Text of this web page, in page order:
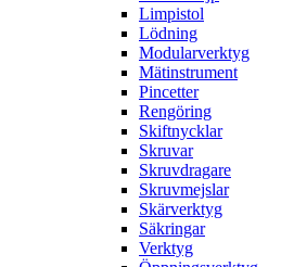
Limpistol
Lödning
Modularverktyg
Mätinstrument
Pincetter
Rengöring
Skiftnycklar
Skruvar
Skruvdragare
Skruvmejslar
Skärverktyg
Säkringar
Verktyg